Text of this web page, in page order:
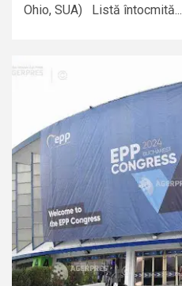
Ohio, SUA) Listă întocmită...